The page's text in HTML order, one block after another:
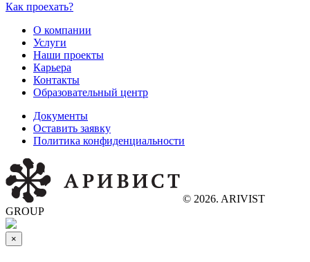
Как проехать?
О компании
Услуги
Наши проекты
Карьера
Контакты
Образовательный центр
Документы
Оставить заявку
Политика конфиденциальности
© 2026. ARIVIST
GROUP
×